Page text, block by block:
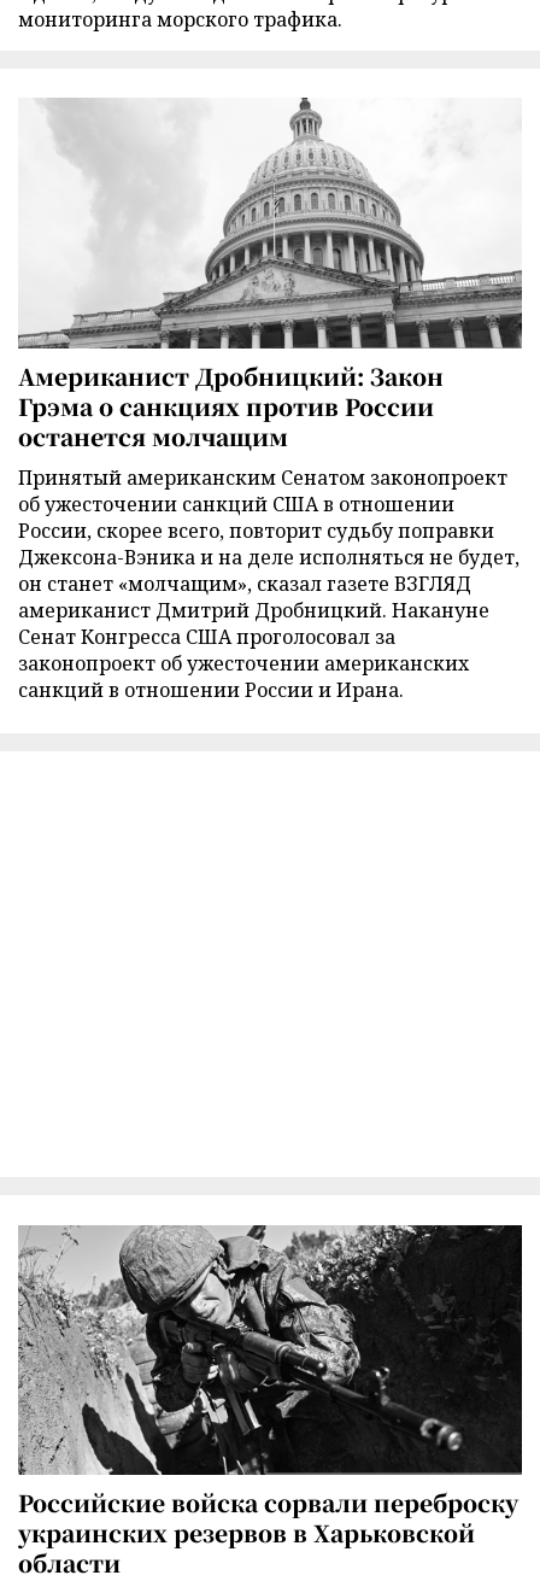
мониторинга морского трафика.
Американист Дробницкий: Закон
Грэма о санкциях против России
останется молчащим
Принятый американским Сенатом законопроект
об ужесточении санкций США в отношении
России, скорее всего, повторит судьбу поправки
Джексона-Вэника и на деле исполняться не будет,
он станет «молчащим», сказал газете ВЗГЛЯД
американист Дмитрий Дробницкий. Накануне
Сенат Конгресса США проголосовал за
законопроект об ужесточении американских
санкций в отношении России и Ирана.
Российские войска сорвали переброску
украинских резервов в Харьковской
области